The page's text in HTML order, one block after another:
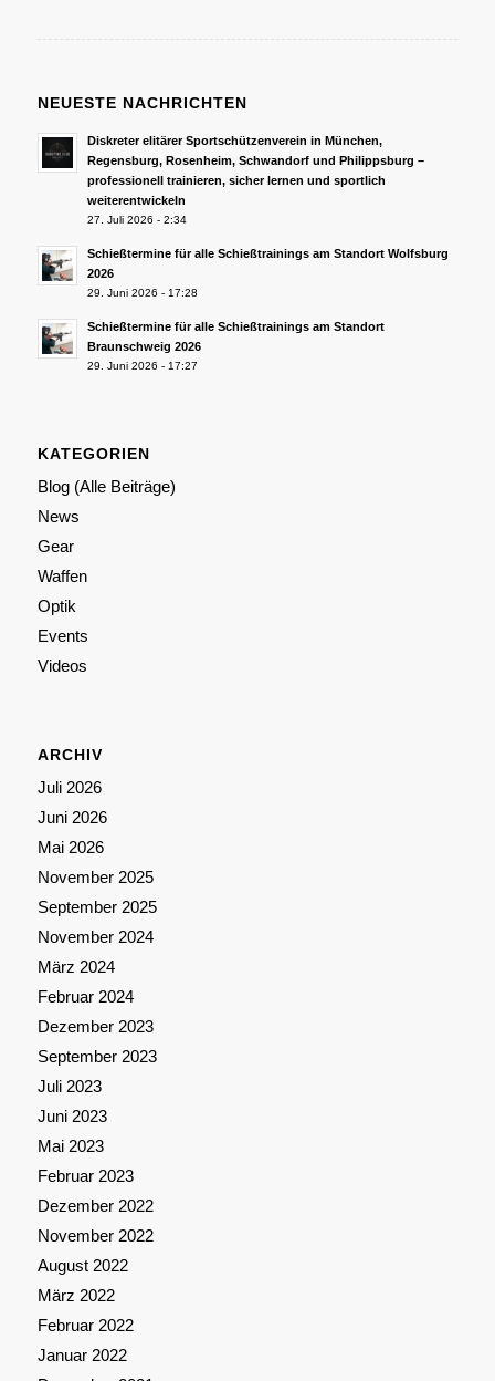
NEUESTE NACHRICHTEN
Diskreter elitärer Sportschützenverein in München,
Regensburg, Rosenheim, Schwandorf und Philippsburg –
professionell trainieren, sicher lernen und sportlich
weiterentwickeln
27. Juli 2026 - 2:34
Schießtermine für alle Schießtrainings am Standort Wolfsburg
2026
29. Juni 2026 - 17:28
Schießtermine für alle Schießtrainings am Standort
Braunschweig 2026
29. Juni 2026 - 17:27
KATEGORIEN
Blog (Alle Beiträge)
News
Gear
Waffen
Optik
Events
Videos
ARCHIV
Juli 2026
Juni 2026
Mai 2026
November 2025
September 2025
November 2024
März 2024
Februar 2024
Dezember 2023
September 2023
Juli 2023
Juni 2023
Mai 2023
Februar 2023
Dezember 2022
November 2022
August 2022
März 2022
Februar 2022
Januar 2022